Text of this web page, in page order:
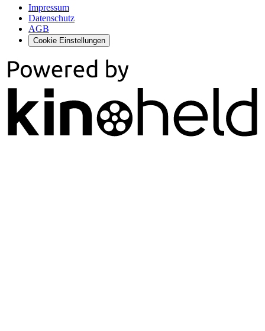
Impressum
Datenschutz
AGB
Cookie Einstellungen